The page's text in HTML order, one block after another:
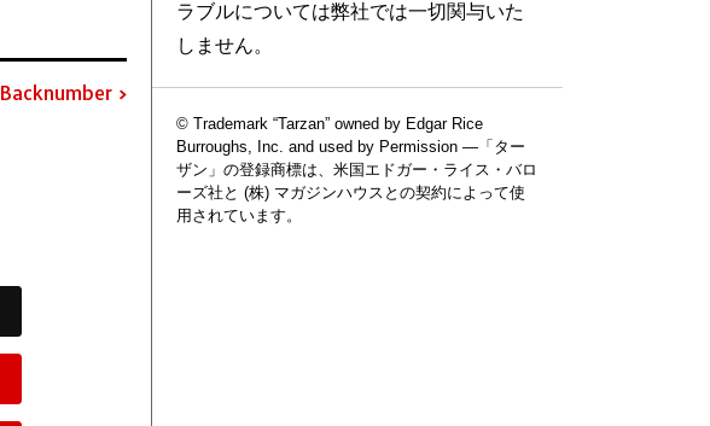
Backnumber
ラブルについては弊社では一切関与いた
しません。
© Trademark “Tarzan” owned by Edgar Rice
Burroughs, Inc. and used by Permission —「ター
ザン」の登録商標は、米国エドガー・ライス・バロ
ーズ社と (株) マガジンハウスとの契約によって使
用されています。